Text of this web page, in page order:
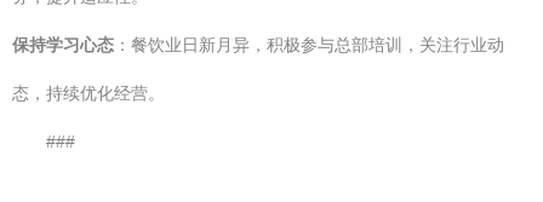
保持学习心态 ：餐饮业日新月异，积极参与总部培训，关注行业动
态，持续优化经营。
###